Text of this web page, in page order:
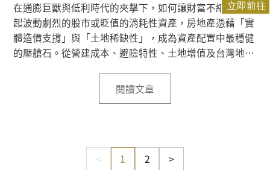
在通膨巨獸與低利時代的夾擊下，如何讓財富不縮水？比
起波動劇烈的股市或貶值的消耗性資產，房地產憑藉「實
體造價支撐」與「土地稀缺性」，成為資產配置中最穩健
的壓艙石。從營建成本、避險特性、土地增值及台灣地利
可替代的絕對優勢，助您在變動市場中精準佈局！
閱讀文章
< 1 2 >